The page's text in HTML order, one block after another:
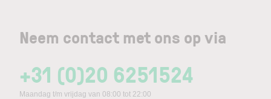
Neem contact met ons op via
+31 (0)20 6251524
Maandag t/m vrijdag van 08:00 tot 22:00